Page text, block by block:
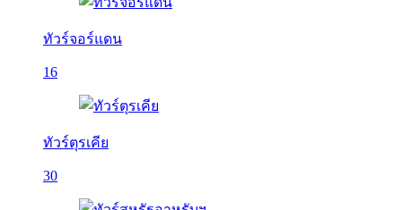
ทัวร์จอร์แดน
16
ทัวร์ตุรเคีย
30